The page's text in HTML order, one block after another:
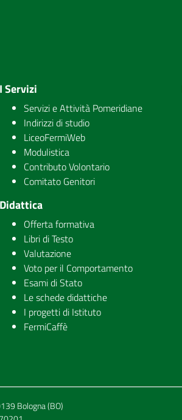
I Servizi
Servizi e Attività Pomeridiane
Indirizzi di studio
LiceoFermiWeb
Modulistica
Contributo Volontario
Comitato Genitori
Didattica
Offerta formativa
Libri di Testo
Valutazione
Voto per il Comportamento
Esami di Stato
Le schede didattiche
I progetti di Istituto
FermiCaffè
Bologna (BO)